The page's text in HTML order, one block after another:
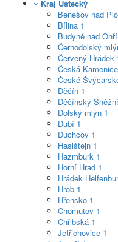
Kraj Ústecký
Benešov nad
Bílina 1
Budyně nad Ohří
Černodolský
Červený Hrádek
Česká Kamenice
České
Děčín 1
Děčínský
Dolský mlýn 1
Dubí 1
Duchcov 1
Hasištejn 1
Hazmburk 1
Horní Hrad 1
Hrádek
Hrob 1
Hřensko 1
Chomutov 1
Chřibská 1
Jetřichovice 1